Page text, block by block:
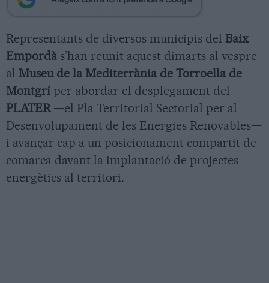
Representants de diversos municipis del Baix
Empordà s’han reunit aquest dimarts al vespre
al Museu de la Mediterrània de Torroella de
Montgrí per abordar el desplegament del
PLATER—el Pla Territorial Sectorial per al
Desenvolupament de les Energies Renovables—
i avançar cap a un posicionament compartit de
comarca davant la implantació de projectes
energètics al territori.